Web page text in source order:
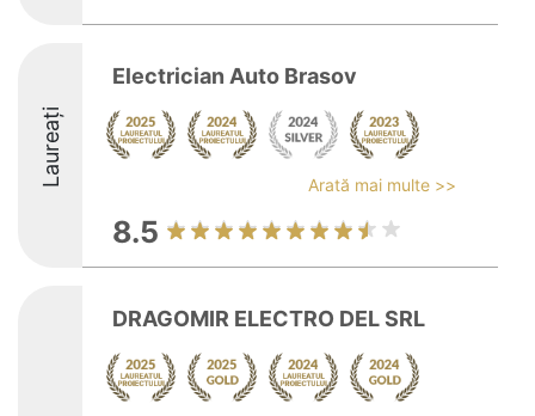
Laureați
Electrician Auto Brasov
Arată mai multe >>
8.5
DRAGOMIR ELECTRO DEL SRL